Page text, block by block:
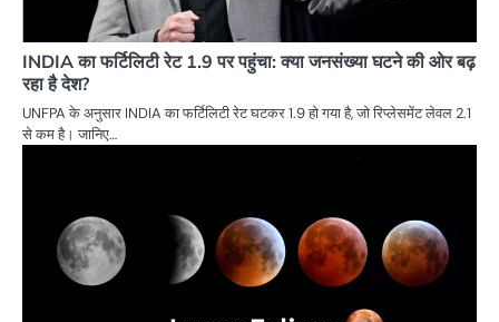
INDIA का फर्टिलिटी रेट 1.9 पर पहुंचा: क्या जनसंख्या घटने की ओर बढ़
रहा है देश?
UNFPA के अनुसार INDIA का फर्टिलिटी रेट घटकर 1.9 हो गया है, जो रिप्लेसमेंट लेवल 2.1
से कम है। जानिए…